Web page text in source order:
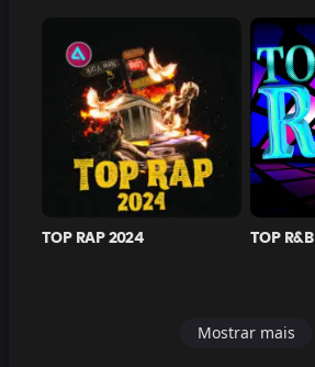
TOP RAP 2024 TOP R&B
Mostrar mais